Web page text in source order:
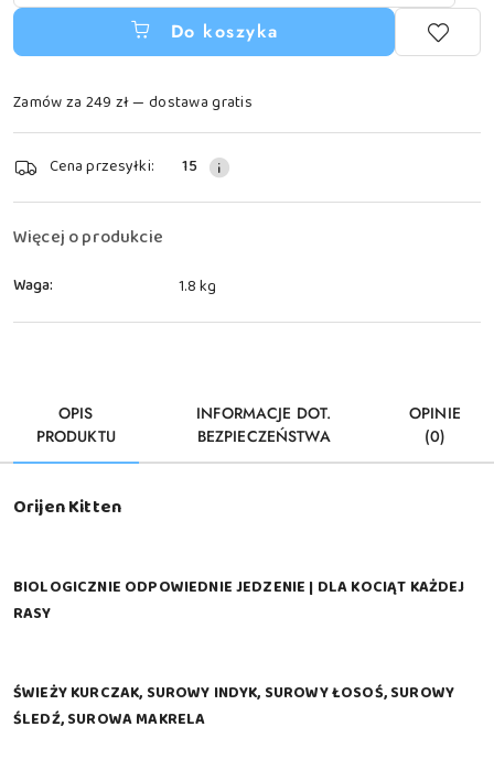
Do koszyka
Zamów za 249 zł — dostawa gratis
Dostępność
i
dostawa
Cena przesyłki: 15
Więcej o produkcie
Waga: 1.8 kg
OPIS
PRODUKTU
INFORMACJE DOT.
BEZPIECZEŃSTWA
OPINIE
(0)
Orijen Kitten
BIOLOGICZNIE ODPOWIEDNIE JEDZENIE | DLA KOCIĄT KAŻDEJ
RASY
ŚWIEŻY KURCZAK, SUROWY INDYK, SUROWY ŁOSOŚ, SUROWY
ŚLEDŹ, SUROWA MAKRELA